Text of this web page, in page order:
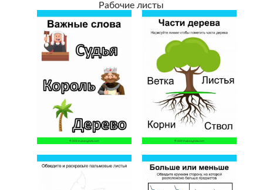
Рабочие листы